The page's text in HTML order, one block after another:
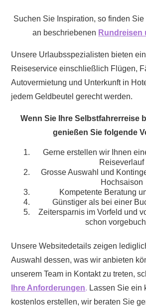
Suchen Sie Inspiration, so finden Sie
an beschriebenen Rundreisen
Unsere Urlaubsspezialisten bieten
Reiseservice einschließlich Flügen,
Autovermietung und Unterkunft in
jedem Geldbeutel gerecht werden.
Wenn Sie Ihre Selbstfahrerreise
genießen Sie folgende
Gerne erstellen wir Ihnen
Reiseverlauf
Grosse Auswahl und
Hochsaison
Kompetente Beratung
Günstiger als bei einer
Zeitersparnis im Vorfeld und
schon
Unsere Websitedetails zeigen
Auswahl dessen, was wir anbieten
unserem Team in Kontakt zu treten,
Ihre Anforderungen. Lassen Sie ein
kostenlos erstellen, wir beraten Sie